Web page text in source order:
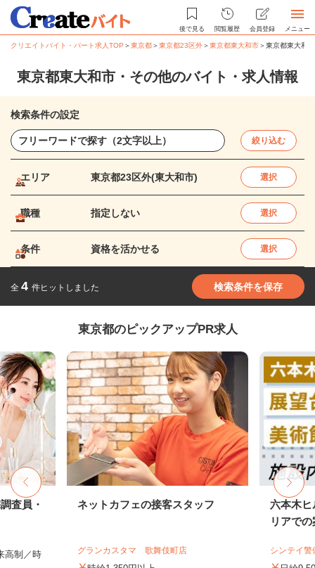
後で見る 閲覧履歴 会員登録 メニュー
クリエイトバイト・パート求人TOP ＞東京都＞東京都23区外＞東京都東大和市＞東京都東大和
東京都東大和市・その他のバイト・求人情報
検索条件の設定
絞り込む
エリア 東京都23区外(東大和市) 選択
職種 指定しない 選択
条件 資格を活かせる 選択
全 4 件ヒットしました 検索条件を保存
東京都のピックアップPR求人
査員・
高制／時
ネットカフェの接客スタッフ
グランカスタマ 歌舞伎町店
六本木ヒ
リアで
シンテイ